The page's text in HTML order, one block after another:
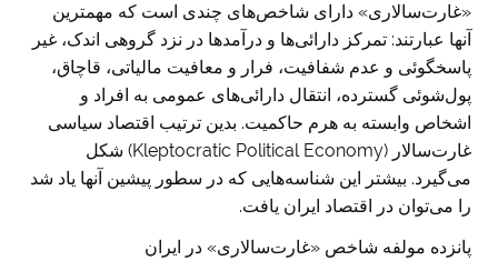
«غارت‌سالاری» دارای شاخص‌های چندی است که مهمترین
آنها عبارتند: تمرکز دارائی‌ها و درآمدها در نزد گروهی اندک، غیر
پاسخگوئی و عدم شفافیت، فرار و معافیت مالیاتی، قاچاق،
پول‌شوئی گسترده، انتقال دارائی‌های عمومی به افراد و
اشخاص وابسته به هرم حاکمیت. بدین ترتیب اقتصاد سیاسی
غارت‌سالار (Kleptocratic Political Economy) شکل
می‌گیرد. بیشتر این شناسه‌هایی که در سطور پیشین آنها یاد شد
را می‌توان در اقتصاد ایران یافت.
پانزده مولفه شاخص «غارت‌سالاری» در ایران